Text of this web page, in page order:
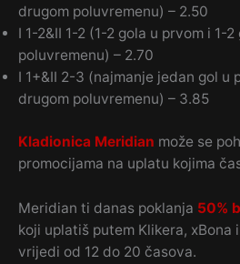
drugom poluvremenu) – 2.50
I 1-2&II 1-2 (1-2 gola u prvom i 1-
poluvremenu) – 2.70
I 1+&II 2-3 (najmanje jedan gol u
drugom poluvremenu) – 3.85
Kladionica Meridian može se
promocijama na uplatu kojima
Meridian ti danas poklanja 50%
koji uplatiš putem Klikera, xBona
vrijedi od 12 do 20 časova.